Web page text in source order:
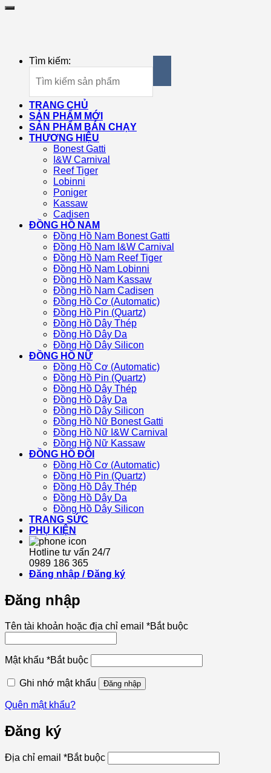
Tìm kiếm:
TRANG CHỦ
SẢN PHẨM MỚI
SẢN PHẨM BÁN CHẠY
THƯƠNG HIỆU
Bonest Gatti
I&W Carnival
Reef Tiger
Lobinni
Poniger
Kassaw
Cadisen
ĐỒNG HỒ NAM
Đồng Hồ Nam Bonest Gatti
Đồng Hồ Nam I&W Carnival
Đồng Hồ Nam Reef Tiger
Đồng Hồ Nam Lobinni
Đồng Hồ Nam Kassaw
Đồng Hồ Nam Cadisen
Đồng Hồ Cơ (Automatic)
Đồng Hồ Pin (Quartz)
Đồng Hồ Dây Thép
Đồng Hồ Dây Da
Đồng Hồ Dây Silicon
ĐỒNG HỒ NỮ
Đồng Hồ Cơ (Automatic)
Đồng Hồ Pin (Quartz)
Đồng Hồ Dây Thép
Đồng Hồ Dây Da
Đồng Hồ Dây Silicon
Đồng Hồ Nữ Bonest Gatti
Đồng Hồ Nữ I&W Carnival
Đồng Hồ Nữ Kassaw
ĐỒNG HỒ ĐÔI
Đồng Hồ Cơ (Automatic)
Đồng Hồ Pin (Quartz)
Đồng Hồ Dây Thép
Đồng Hồ Dây Da
Đồng Hồ Dây Silicon
TRANG SỨC
PHỤ KIỆN
Hotline tư vấn 24/7
0989 186 365
Đăng nhập / Đăng ký
Đăng nhập
Tên tài khoản hoặc địa chỉ email *Bắt buộc
Mật khẩu *Bắt buộc
Ghi nhớ mật khẩu Đăng nhập
Quên mật khẩu?
Đăng ký
Địa chỉ email *Bắt buộc